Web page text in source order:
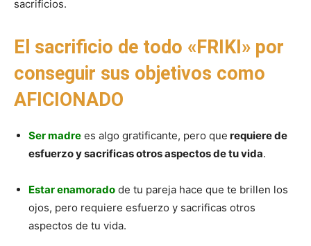
sacrificios.
El sacrificio de todo «FRIKI» por
conseguir sus objetivos como
AFICIONADO
Ser madre es algo gratificante, pero que requiere de
esfuerzo y sacrificas otros aspectos de tu vida.
Estar enamorado de tu pareja hace que te brillen los
ojos, pero requiere esfuerzo y sacrificas otros
aspectos de tu vida.